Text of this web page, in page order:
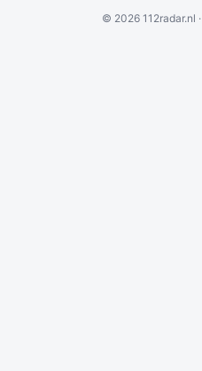
© 2026 112radar.nl ·